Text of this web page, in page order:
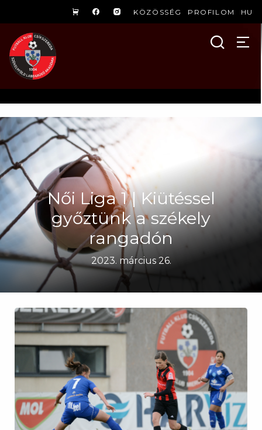
KÖZÖSSÉG PROFILOM HU
Női Liga 1 | Kiütéssel
győztünk a székely
rangadón
2023. március 26.